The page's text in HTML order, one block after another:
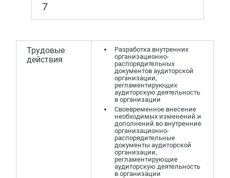
7
Трудовые
действия
Разработка внутренних
организационно-
распорядительных
документов аудиторской
организации,
регламентирующих
аудиторскую деятельность
в организации
Своевременное внесение
необходимых изменений и
дополнений во внутренние
организационно-
распорядительные
документы аудиторской
организации,
регламентирующие
аудиторскую деятельность
в организации